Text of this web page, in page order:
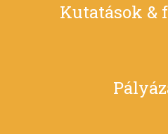
Kutatások &